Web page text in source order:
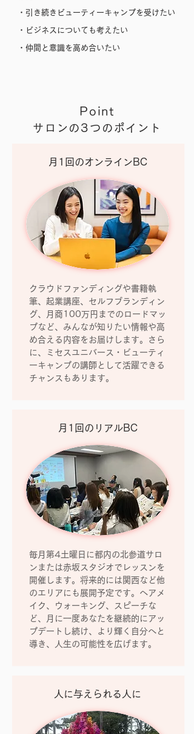
・引き続き ビューティーキャンプを受けたい
・ビジネスについても考えたい
​・仲間と意識を高め合いたい
Point
サロンの3つのポイント
月1回の​オンラインBC
クラウドファンディングや書籍執
筆、起業講座、セルフブランディン
グ、月商100万円までのロードマッ
プなど、みんなが知りたい情報や高
め合える内容をお届けします。さら
に、ミセスユニバース・ビューティ
ーキャンプの講師として活躍できる
チャンスもあります。
月1回の​リアルBC
毎月第4土曜日に都内の北参道サロ
ンまたは赤坂スタジオでレッスンを
開催します。将来的には関西など他
のエリアにも展開予定です。ヘアメ
イク、ウォーキング、スピーチな
ど、月に一度あなたを継続的にアッ
プデートし続け、より輝く自分へと
導き、人生の可能性を広げます。
人に与えられる人に​